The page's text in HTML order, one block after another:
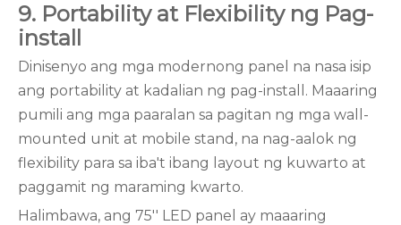
9. Portability at Flexibility ng Pag-
install
Dinisenyo ang mga modernong panel na nasa isip
ang portability at kadalian ng pag-install. Maaaring
pumili ang mga paaralan sa pagitan ng mga wall-
mounted unit at mobile stand, na nag-aalok ng
flexibility para sa iba't ibang layout ng kuwarto at
paggamit ng maraming kwarto.
Halimbawa, ang 75'' LED panel ay maaaring